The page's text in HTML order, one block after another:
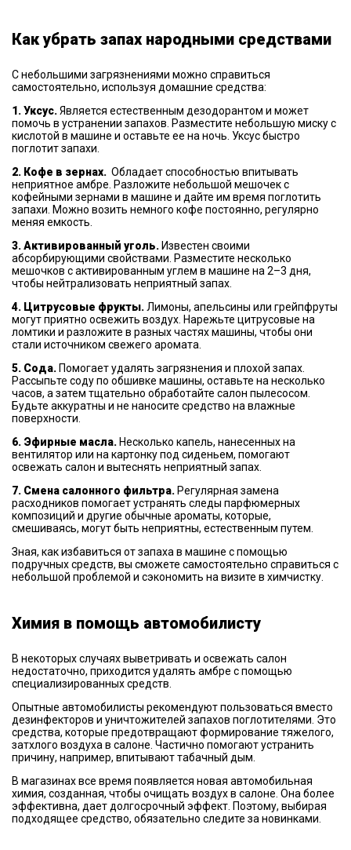
Как убрать запах народными средствами
С небольшими загрязнениями можно справиться
самостоятельно, используя домашние средства:
1. Уксус.Является естественным дезодорантом и может
помочь в устранении запахов. Разместите небольшую миску с
кислотой в машине и оставьте ее на ночь. Уксус быстро
поглотит запахи.
2. Кофе в зернах. Обладает способностью впитывать
неприятное амбре. Разложите небольшой мешочек с
кофейными зернами в машине и дайте им время поглотить
запахи. Можно возить немного кофе постоянно, регулярно
меняя емкость.
3. Активированный уголь. Известен своими
абсорбирующими свойствами. Разместите несколько
мешочков с активированным углем в машине на 2–3 дня,
чтобы нейтрализовать неприятный запах.
4. Цитрусовые фрукты.Лимоны, апельсины или грейпфруты
могут приятно освежить воздух. Нарежьте цитрусовые на
ломтики и разложите в разных частях машины, чтобы они
стали источником свежего аромата.
5. Сода. Помогает удалять загрязнения и плохой запах.
Рассыпьте соду по обшивке машины, оставьте на несколько
часов, а затем тщательно обработайте салон пылесосом.
Будьте аккуратны и не наносите средство на влажные
поверхности.
6. Эфирные масла. Несколько капель, нанесенных на
вентилятор или на картонку под сиденьем, помогают
освежать салон и вытеснять неприятный запах.
7. Смена салонного фильтра. Регулярная замена
расходников помогает устранять следы парфюмерных
композиций и другие обычные ароматы, которые,
смешиваясь, могут быть неприятны, естественным путем.
Зная, как избавиться от запаха в машине с помощью
подручных средств, вы сможете самостоятельно справиться с
небольшой проблемой и сэкономить на визите в химчистку.
Химия в помощь автомобилисту
В некоторых случаях выветривать и освежать салон
недостаточно, приходится удалять амбре с помощью
специализированных средств.
Опытные автомобилисты рекомендуют пользоваться вместо
дезинфекторов и уничтожителей запахов поглотителями. Это
средства, которые предотвращают формирование тяжелого,
затхлого воздуха в салоне. Частично помогают устранить
причину, например, впитывают табачный дым.
В магазинах все время появляется новая автомобильная
химия, созданная, чтобы очищать воздух в салоне. Она более
эффективна, дает долгосрочный эффект. Поэтому, выбирая
подходящее средство, обязательно следите за новинками.